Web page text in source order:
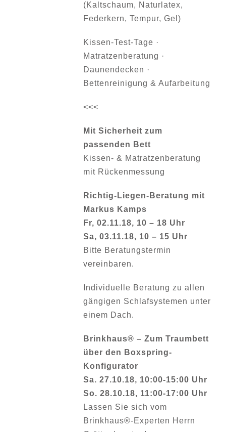
(Kaltschaum, Naturlatex,
Federkern, Tempur, Gel)
Kissen-Test-Tage ·
Matratzenberatung ·
Daunendecken ·
Bettenreinigung & Aufarbeitung
<<<
Mit Sicherheit zum
passenden Bett
Kissen- & Matratzenberatung
mit Rückenmessung
Richtig-Liegen-Beratung mit
Markus Kamps
Fr, 02.11.18, 10 – 18 Uhr
Sa, 03.11.18, 10 – 15 Uhr
Bitte Beratungstermin
vereinbaren.
Individuelle Beratung zu allen
gängigen Schlafsystemen unter
einem Dach.
Brinkhaus® – Zum Traumbett
über den Boxspring-
Konfigurator
Sa. 27.10.18, 10:00-15:00 Uhr
So. 28.10.18, 11:00-17:00 Uhr
Lassen Sie sich vom
Brinkhaus®-Experten Herrn